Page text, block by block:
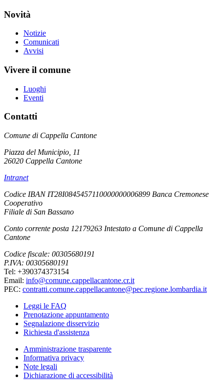
Novità
Notizie
Comunicati
Avvisi
Vivere il comune
Luoghi
Eventi
Contatti
Comune di Cappella Cantone
Piazza del Municipio, 11
26020 Cappella Cantone
Intranet
Codice IBAN IT28I0845457110000000006899 Banca Cremonese
Cooperativo
Filiale di San Bassano
Conto corrente posta 12179263 Intestato a Comune di Cappella
Cantone
Codice fiscale: 00305680191
P.IVA: 00305680191
Tel: +390374373154
Email: info@comune.cappellacantone.cr.it
PEC: contratti.comune.cappellacantone@pec.regione.lombardia.it
Leggi le FAQ
Prenotazione appuntamento
Segnalazione disservizio
Richiesta d'assistenza
Amministrazione trasparente
Informativa privacy
Note legali
Dichiarazione di accessibilità